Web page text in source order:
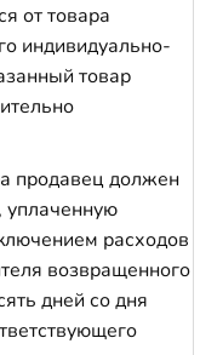
от товара
индивидуально-
товар
продавец должен
уплаченную
расходов
возвращенного
дней со дня